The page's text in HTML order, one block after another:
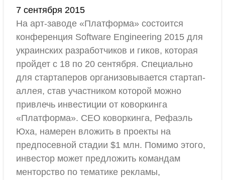
7 сентября 2015
На арт-заводе «Платформа» состоится
конференция Software Engineering 2015 для
украинских разработчиков и гиков, которая
пройдет с 18 по 20 сентября. Специально
для стартаперов организовывается стартап-
аллея, став участником которой можно
привлечь инвестиции от коворкинга
«Платформа». СЕО коворкинга, Рефаэль
Юха, намерен вложить в проекты на
предпосевной стадии $1 млн. Помимо этого,
инвестор может предложить командам
менторство по тематике рекламы,